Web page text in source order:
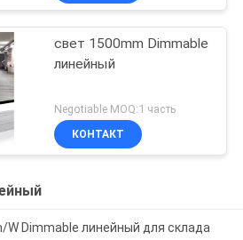
свет 1500mm Dimmable
линейный
Negotiable MOQ:1 часть
КОНТАКТ
W Dimmable линейный для склада